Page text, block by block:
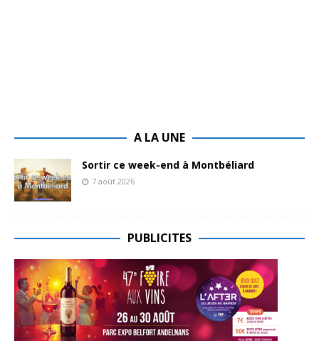
A LA UNE
Sortir ce week-end à Montbéliard
7 août 2026
PUBLICITES